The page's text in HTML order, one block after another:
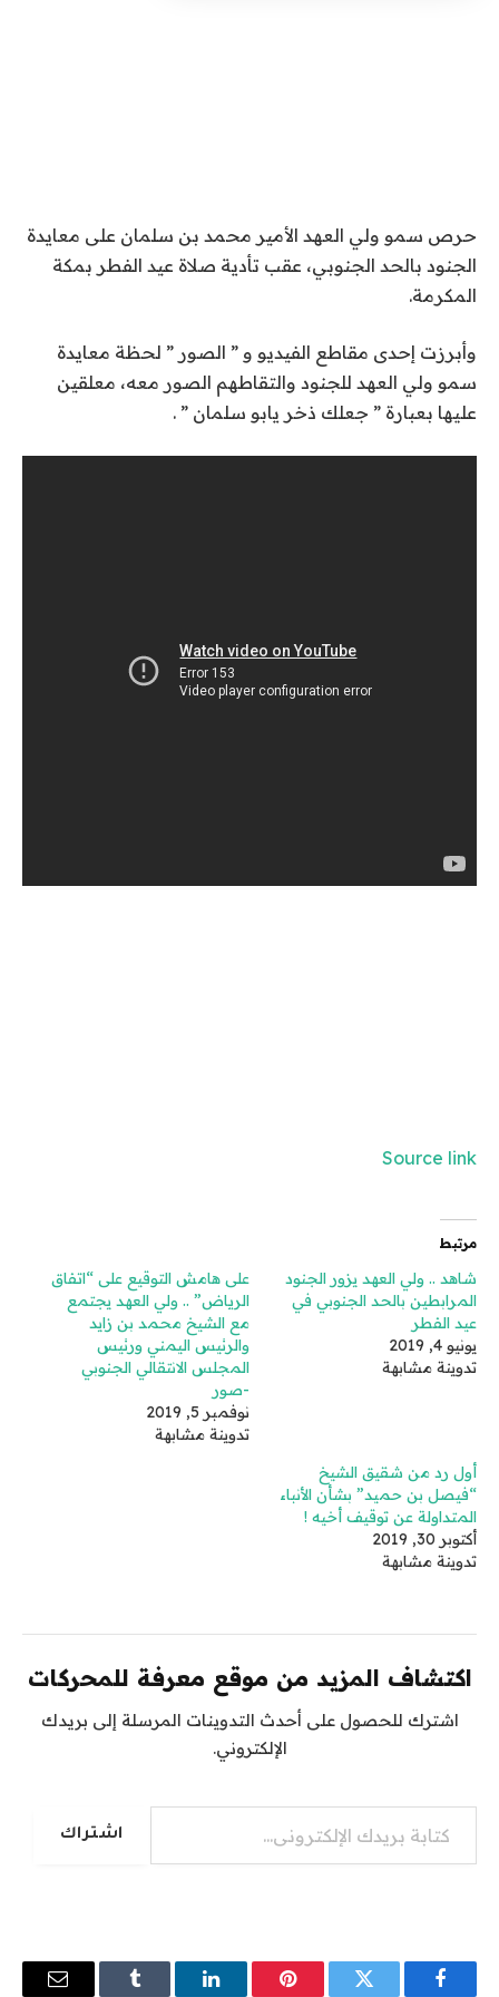
حرص سمو ولي العهد الأمير محمد بن سلمان على معايدة
الجنود بالحد الجنوبي، عقب تأدية صلاة عيد الفطر بمكة
المكرمة.
وأبرزت إحدى مقاطع الفيديو و ” الصور ” لحظة معايدة
سمو ولي العهد للجنود والتقاطهم الصور معه، معلقين
عليها بعبارة ” جعلك ذخر يابو سلمان ” .
Source link
مرتبط
شاهد .. ولي العهد يزور الجنود
المرابطين بالحد الجنوبي في
عيد الفطر
يونيو 4, 2019
تدوينة مشابهة
على هامش التوقيع على “اتفاق
الرياض” .. ولي العهد يجتمع
مع الشيخ محمد بن زايد
والرئيس اليمني ورئيس
المجلس الانتقالي الجنوبي
-صور
نوفمبر 5, 2019
تدوينة مشابهة
أول رد من شقيق الشيخ
“فيصل بن حميد” بشأن الأنباء
المتداولة عن توقيف أخيه !
أكتوبر 30, 2019
تدوينة مشابهة
اكتشاف المزيد من موقع معرفة للمحركات
اشترك للحصول على أحدث التدوينات المرسلة إلى بريدك
الإلكتروني.
كتابة بريدك الإلكتروني...
اشتراك